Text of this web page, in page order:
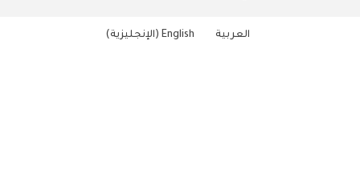
العربية English
(الإنجليزية )